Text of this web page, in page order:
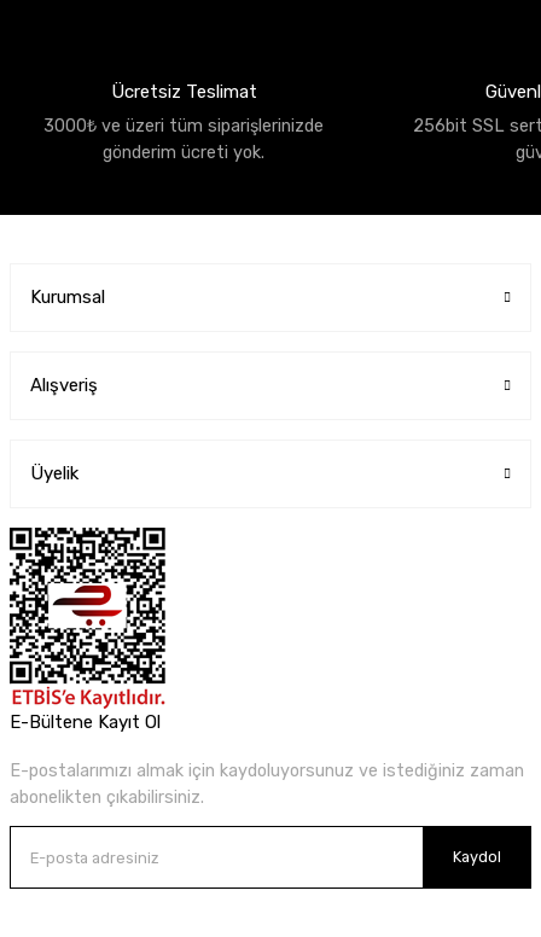
Ücretsiz Teslimat
3000₺ ve üzeri tüm siparişlerinizde
gönderim ücreti yok.
256bit SSL
Kurumsal
Alışveriş
Üyelik
E-Bültene Kayıt Ol
E-postalarımızı almak için kaydoluyorsunuz ve istediğiniz zaman
abonelikten çıkabilirsiniz.
Kaydol